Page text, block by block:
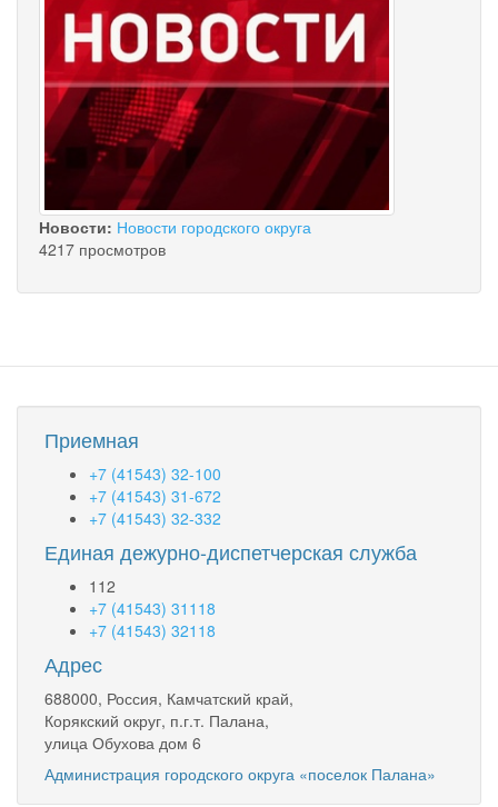
Новости: Новости городского округа
4217 просмотров
Приемная
+7 (41543) 32-100
+7 (41543) 31-672
+7 (41543) 32-332
Единая дежурно-диспетчерская служба
112
+7 (41543) 31118
+7 (41543) 32118
Адрес
688000, Россия, Камчатский край,
Корякский округ, п.г.т. Палана,
улица Обухова дом 6
Администрация городского округа «поселок Палана»